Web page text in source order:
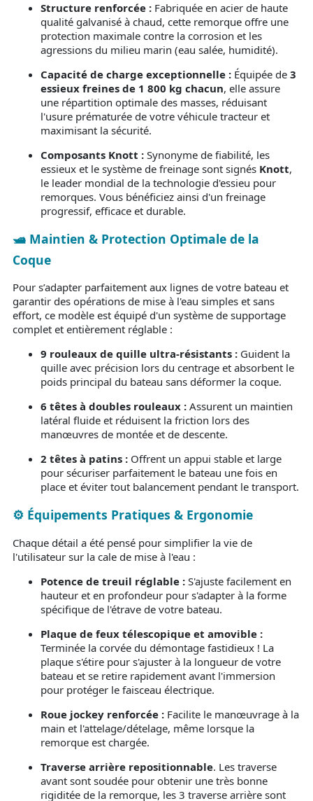
Structure renforcée : Fabriquée en acier de haute
qualité galvanisé à chaud, cette remorque offre une
protection maximale contre la corrosion et les
agressions du milieu marin (eau salée, humidité).
Capacité de charge exceptionnelle : Équipée de 3
essieux freines de 1 800 kg chacun, elle assure
une répartition optimale des masses, réduisant
l'usure prématurée de votre véhicule tracteur et
maximisant la sécurité.
Composants Knott : Synonyme de fiabilité, les
essieux et le système de freinage sont signés Knott,
le leader mondial de la technologie d'essieu pour
remorques. Vous bénéficiez ainsi d'un freinage
progressif, efficace et durable.
🛥️ Maintien & Protection Optimale de la
Coque
Pour s’adapter parfaitement aux lignes de votre bateau et
garantir des opérations de mise à l'eau simples et sans
effort, ce modèle est équipé d'un système de supportage
complet et entièrement réglable :
9 rouleaux de quille ultra-résistants : Guident la
quille avec précision lors du centrage et absorbent le
poids principal du bateau sans déformer la coque.
6 têtes à doubles rouleaux : Assurent un maintien
latéral fluide et réduisent la friction lors des
manœuvres de montée et de descente.
2 têtes à patins : Offrent un appui stable et large
pour sécuriser parfaitement le bateau une fois en
place et éviter tout balancement pendant le transport.
⚙️ Équipements Pratiques & Ergonomie
Chaque détail a été pensé pour simplifier la vie de
l'utilisateur sur la cale de mise à l'eau :
Potence de treuil réglable : S'ajuste facilement en
hauteur et en profondeur pour s'adapter à la forme
spécifique de l'étrave de votre bateau.
Plaque de feux télescopique et amovible :
Terminée la corvée du démontage fastidieux ! La
plaque s'étire pour s'ajuster à la longueur de votre
bateau et se retire rapidement avant l'immersion
pour protéger le faisceau électrique.
Roue jockey renforcée : Facilite le manœuvrage à la
main et l'attelage/dételage, même lorsque la
remorque est chargée.
Traverse arrière repositionnable. Les traverse
avant sont soudée pour obtenir une très bonne
rigiditée de la remorque, les 3 traverse arrière sont